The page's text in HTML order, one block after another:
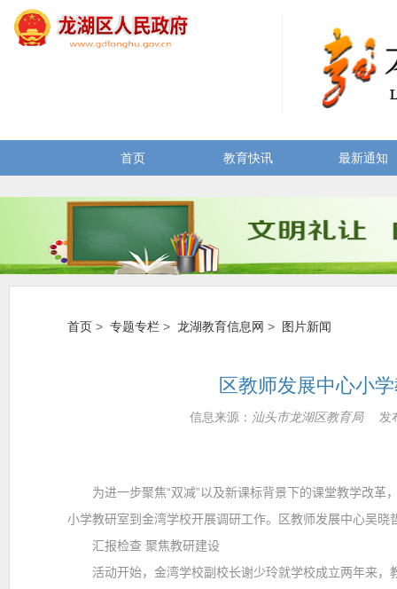
首页 教育快讯 最新通知
首页 > 专题专栏 > 龙湖教育信息网 > 图片新闻
区教师发展中心小
信息来源： 汕头市龙湖区教育局发
为进一步聚焦“双减”以及新课标背景下的课堂教学改革
小学教研室到金湾学校开展调研工作。区教师发展中心吴晓
汇报检查 聚焦教研建设
活动开始，金湾学校副校长谢少玲就学校成立两年来，